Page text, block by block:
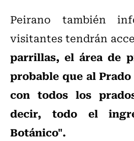
Peirano también
visitantes tendrán
parrillas, el área de
probable que al
con todos los
decir, todo el
Botánico".